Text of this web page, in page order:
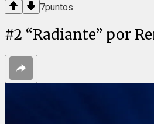
7puntos
#2 “Radiante” por